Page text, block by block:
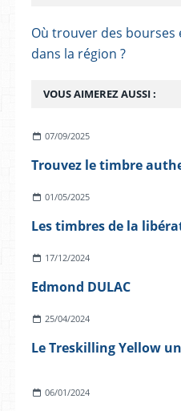
VOUS AIMEREZ AUSSI :
07/09/2025
Trouvez le timbre
01/05/2025
Les timbres de la
17/12/2024
Edmond DULAC
25/04/2024
06/01/2024
Où trouver des bourses
dans la région ?